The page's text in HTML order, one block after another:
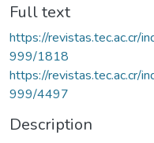
Full text
https://revistas.tec.ac.cr/
999/1818
https://revistas.tec.ac.cr/
999/4497
Description